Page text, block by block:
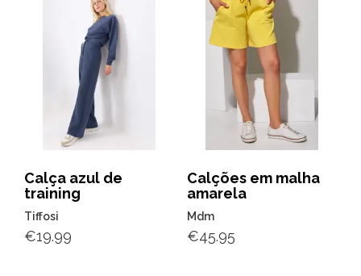
Calça azul de
training
Tiffosi
€19.99
Calções em malha
amarela
Mdm
€45.95